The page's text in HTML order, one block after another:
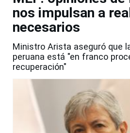
nos impulsan a
necesarios
Ministro Arista aseguró que
peruana está "en franco
recuperación"